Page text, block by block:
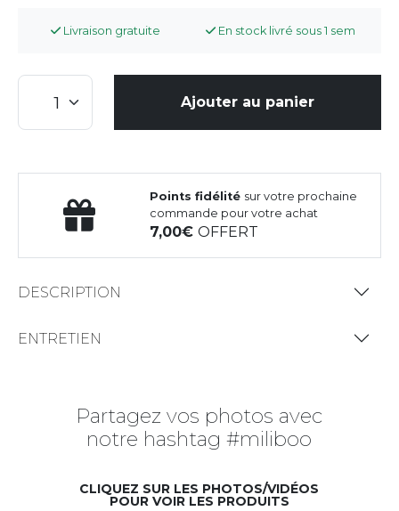
Livraison gratuite En stock livré sous 1 sem
Ajouter au panier
Points fidélité sur votre prochaine
commande pour votre achat
7,00OFFERT
DESCRIPTION
ENTRETIEN
Partagez vos photos avec
notre hashtag #miliboo
CLIQUEZ SUR LES PHOTOS/VIDÉOS
POUR VOIR LES PRODUITS